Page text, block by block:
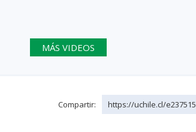
MÁS VIDEOS
Compartir: https://uchile.cl/e237515